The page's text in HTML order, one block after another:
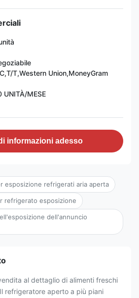
T,Western Union,MoneyGram
UNITÀ/MESE
informazioni adesso
esposizione refrigerati aria aperta
refrigerato esposizione
dell'annuncio
al dettaglio di alimenti freschi
refrigeratore aperto a più piani